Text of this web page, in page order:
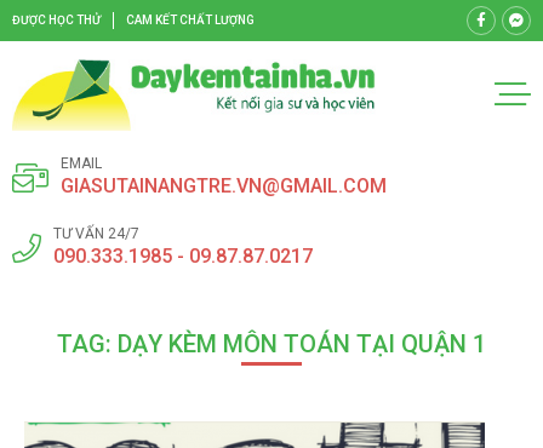
ĐƯỢC HỌC THỬ CAM KẾT CHẤT LƯỢNG
EMAIL
GIASUTAINANGTRE.VN@GMAIL.COM
TƯ VẤN 24/7
090.333.1985 - 09.87.87.0217
TAG: DẠY KÈM MÔN TOÁN TẠI QUẬN 1